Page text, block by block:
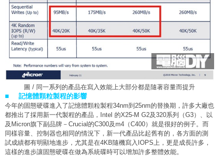
圖 / 同一系列的產品在寫入效能上大部分都是隨著容量而提升
■ 記憶體顆粒製程的影響
今年的固態硬碟進入了記憶體顆粒製程34nm到25nm的替換期，許多大廠也
都推出了採用新一代製程的產品，Intel 的X25-M G2及320系列（G3）、以
及Micron旗下副品牌－Crucial的C300及m4（C400）就是很好的例子。而
同樣容量、控制器也相同的情況下，新一代產品比起舊有的，各方面的測
試成績都有明顯地進步，尤其是在4KB隨機寫入IOPS上，更是成長許多，
這樣的進步讓固態硬碟在做為系統碟時可以增加許多整體效能。